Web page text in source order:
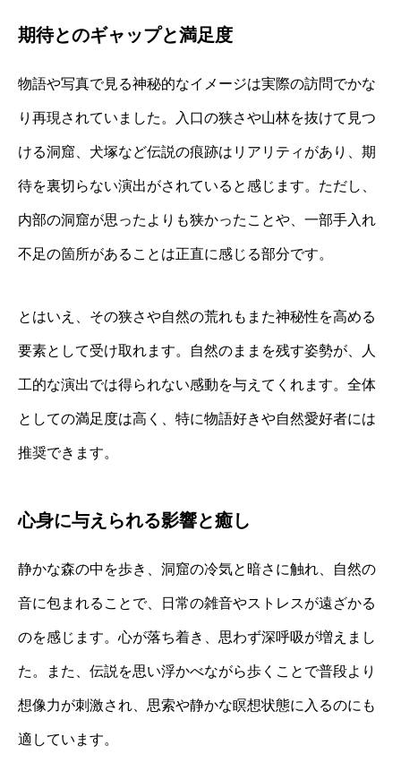
期待とのギャップと満足度
物語や写真で見る神秘的なイメージは実際の訪問でかな
り再現されていました。入口の狭さや山林を抜けて見つ
ける洞窟、犬塚など伝説の痕跡はリアリティがあり、期
待を裏切らない演出がされていると感じます。ただし、
内部の洞窟が思ったよりも狭かったことや、一部手入れ
不足の箇所があることは正直に感じる部分です。
とはいえ、その狭さや自然の荒れもまた神秘性を高める
要素として受け取れます。自然のままを残す姿勢が、人
工的な演出では得られない感動を与えてくれます。全体
としての満足度は高く、特に物語好きや自然愛好者には
推奨できます。
心身に与えられる影響と癒し
静かな森の中を歩き、洞窟の冷気と暗さに触れ、自然の
音に包まれることで、日常の雑音やストレスが遠ざかる
のを感じます。心が落ち着き、思わず深呼吸が増えまし
た。また、伝説を思い浮かべながら歩くことで普段より
想像力が刺激され、思索や静かな瞑想状態に入るのにも
適しています。